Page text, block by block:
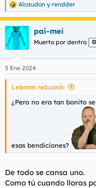
R
e
a
c
c
i
e
s
Alcaudon y rendder
pai-mei
Muerto por dentro
5 Ene 2024
Lebrom rebuznó:
¿Pero no era tan bonito
esas bendiciones?
De todo se cansa uno.
Como tú cuando lloras